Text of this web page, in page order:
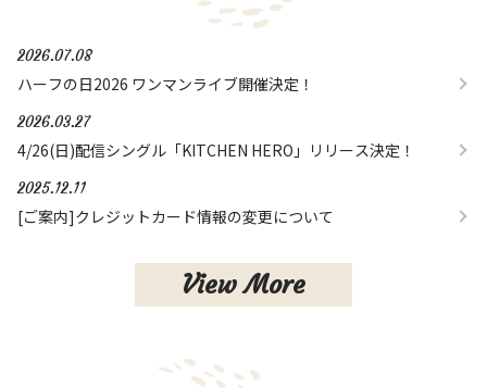
2026.07.08
ハーフの日2026 ワンマンライブ開催決定！
2026.03.27
4/26(日)配信シングル「KITCHEN HERO」リリース決定！
2025.12.11
[ご案内]クレジットカード情報の変更について
View More